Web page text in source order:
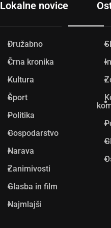
Lokalne novice
Družabno
Črna kronika
Kultura
Šport
Politika
Gospodarstvo
Narava
Zanimivosti
Glasba in film
Najmlajši